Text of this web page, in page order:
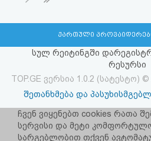
ქართული
სულ რეიტინგში
რესურსი
TOP.GE ვერსია 1.0.2 (სატესტო) ©
შეთანხმება და
facebook.com/
იხილეთ TOP.GE - ის
ჩვენ ვიყენებთ cookies რათა
სერვისი და მეტი
სარგებლობით თქვენ